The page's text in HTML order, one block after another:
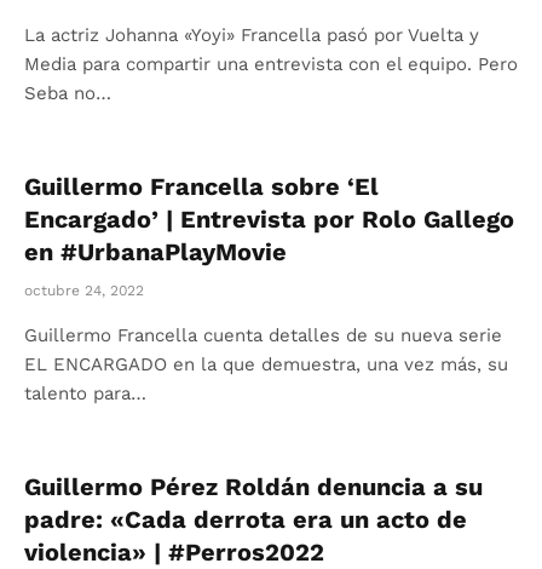
La actriz Johanna «Yoyi» Francella pasó por Vuelta y
Media para compartir una entrevista con el equipo. Pero
Seba no…
Guillermo Francella sobre ‘El
Encargado’ | Entrevista por Rolo Gallego
en #UrbanaPlayMovie
octubre 24, 2022
Guillermo Francella cuenta detalles de su nueva serie
EL ENCARGADO en la que demuestra, una vez más, su
talento para…
Guillermo Pérez Roldán denuncia a su
padre: «Cada derrota era un acto de
violencia» | #Perros2022